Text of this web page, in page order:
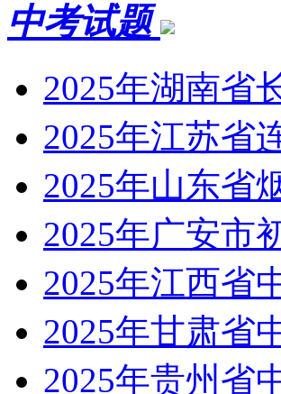
中考试题
2025年湖南省
2025年江苏省
2025年山东省
2025年广安市
2025年江西省
2025年甘肃省
2025年贵州省